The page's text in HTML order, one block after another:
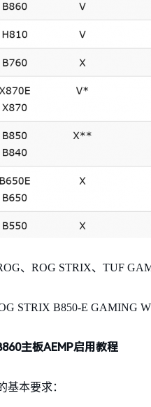
、ROG STRIX、TUF
STRIX B850-E GAMING
主板AEMP启用教程
基本要求：